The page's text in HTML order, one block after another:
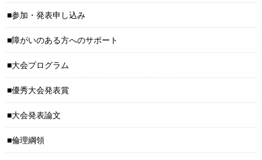
参加・発表申し込み
障がいのある方へのサポート
大会プログラム
優秀大会発表賞
大会発表論文
倫理綱領